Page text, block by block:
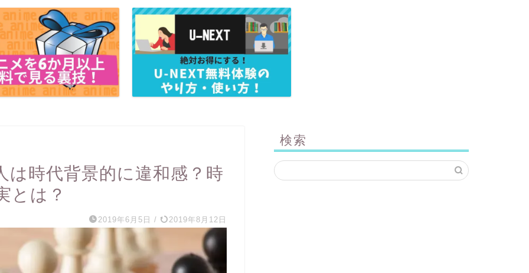
は時代背景的に違和感？時
とは？
2019年6月5日 / 2019年8月12日
検索